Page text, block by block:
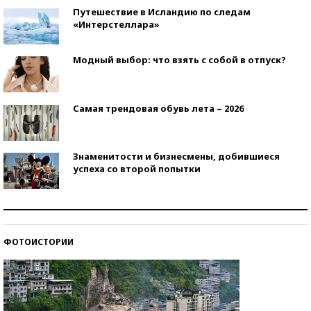
Путешествие в Исландию по следам
«Интерстеллара»
Модный выбор: что взять с собой в отпуск?
Самая трендовая обувь лета – 2026
Знаменитости и бизнесмены, добившиеся
успеха со второй попытки
ФОТОИСТОРИИ